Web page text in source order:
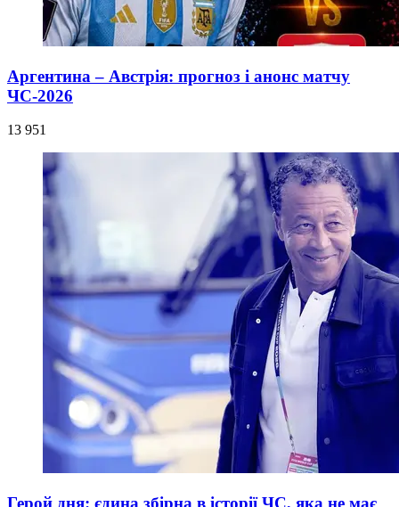
Аргентина – Австрія: прогноз і анонс матчу
ЧС-2026
13 951
Герой дня: єдина збірна в історії ЧС, яка не має